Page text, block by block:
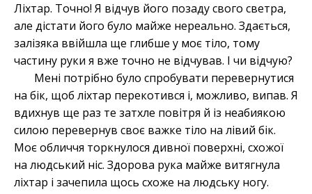
Ліхтар. Точно! Я відчув його позаду свого светра,
але дістати його було майже нереально. Здається,
залізяка ввійшла ще глибше у моє тіло, тому
частину руки я вже точно не відчував. І чи відчую?
Мені потрібно було спробувати перевернутися
на бік, щоб ліхтар перекотився і, можливо, випав. Я
вдихнув ще раз те затхле повітря й із неабиякою
силою перевернув своє важке тіло на лівий бік.
Моє обличчя торкнулося дивної поверхні, схожої
на людський ніс. Здорова рука майже витягнула
ліхтар і зачепила щось схоже на людську ногу.